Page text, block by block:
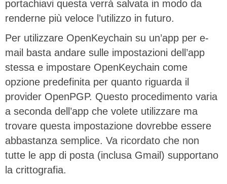
portachiavi questa verrà salvata in modo da
renderne più veloce l’utilizzo in futuro.
Per utilizzare OpenKeychain su un’app per e-
mail basta andare sulle impostazioni dell’app
stessa e impostare OpenKeychain come
opzione predefinita per quanto riguarda il
provider OpenPGP. Questo procedimento varia
a seconda dell’app che volete utilizzare ma
trovare questa impostazione dovrebbe essere
abbastanza semplice. Va ricordato che non
tutte le app di posta (inclusa Gmail) supportano
la crittografia.